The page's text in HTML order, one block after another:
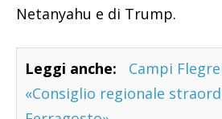
Netanyahu e di Trump.
Leggi anche:
Campi
«Consiglio regionale